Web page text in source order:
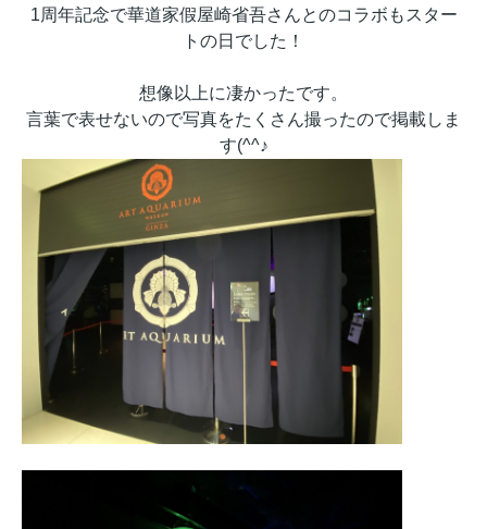
1周年記念で華道家假屋崎省吾さんとのコラボもスター
トの日でした！
想像以上に凄かったです。
言葉で表せないので写真をたくさん撮ったので掲載しま
す(^^♪